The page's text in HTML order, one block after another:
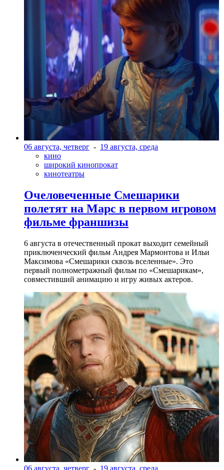
06 августа, четверг - 19 августа, среда
кино
широкий кинопрокат
кинотеатры
Очеловеченные Смешарики
полетят на Марс в первом игровом
фильме франшизы
6 августа в отечественный прокат выходит семейный
приключенческий фильм Андрея Мармонтова и Ильи
Максимова «Смешарики сквозь вселенные». Это
первый полнометражный фильм по «Смешарикам»,
совместивший анимацию и игру живых актеров.
06 августа, четверг - 19 августа, среда